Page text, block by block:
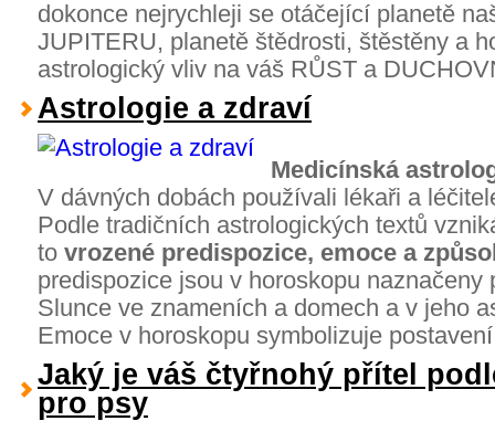
dokonce nejrychleji se otáčející planetě
JUPITERU, planetě štědrosti, štěstěny a
astrologický vliv na váš RŮST a
Astrologie a zdraví
Medicínská
V dávných dobách používali lékaři a
Podle tradičních astrologických textů
to vrozené predispozice, emoce a
predispozice jsou v horoskopu
Slunce ve znameních a domech a v jeho
Emoce v horoskopu symbolizuje
Jaký je váš čtyřnohý přítel
pro psy